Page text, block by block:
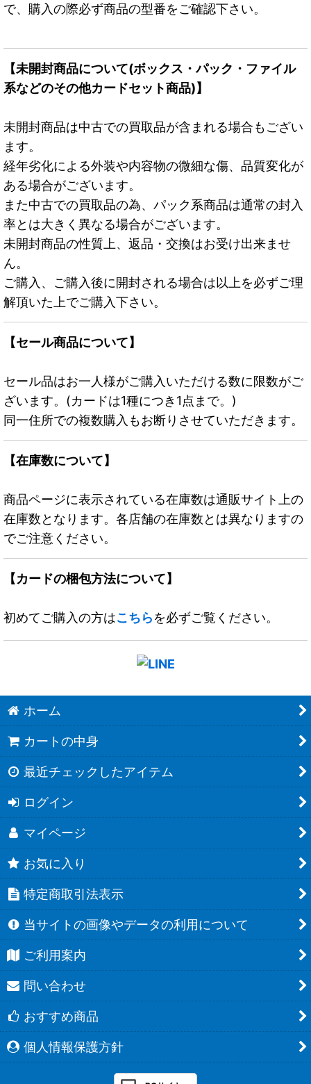
で、購入の際必ず商品の型番をご確認下さい。
【未開封商品について(ボックス・パック・ファイル
系などのその他カードセット商品)】
未開封商品は中古での買取品が含まれる場合もござい
ます。
経年劣化による外装や内容物の微細な傷、品質変化が
ある場合がございます。
また中古での買取品の為、パック系商品は通常の封入
率とは大きく異なる場合がございます。
未開封商品の性質上、返品・交換はお受け出来ませ
ん。
ご購入、ご購入後に開封される場合は以上を必ずご理
解頂いた上でご購入下さい。
【セール商品について】
セール品はお一人様がご購入いただける数に限数がご
ざいます。(カードは1種につき1点まで。)
同一住所での複数購入もお断りさせていただきます。
【在庫数について】
商品ページに表示されている在庫数は通販サイト上の
在庫数となります。各店舗の在庫数とは異なりますの
でご注意ください。
【カードの梱包方法について】
初めてご購入の方はこちらを必ずご覧ください。
ホーム
カートの中身
最近チェックしたアイテム
ログイン
マイページ
お気に入り
特定商取引法表示
当サイトの画像やデータの利用について
ご利用案内
問い合わせ
おすすめ商品
個人情報保護方針